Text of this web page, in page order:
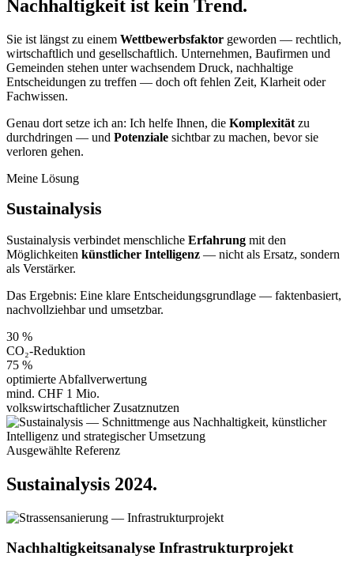
Nachhaltigkeit ist kein Trend.
Sie ist längst zu einem Wettbewerbsfaktor geworden — rechtlich,
wirtschaftlich und gesellschaftlich. Unternehmen, Baufirmen und
Gemeinden stehen unter wachsendem Druck, nachhaltige
Entscheidungen zu treffen — doch oft fehlen Zeit, Klarheit oder
Fachwissen.
Genau dort setze ich an: Ich helfe Ihnen, die Komplexität zu
durchdringen — und Potenziale sichtbar zu machen, bevor sie
verloren gehen.
Meine Lösung
Sustainalysis
Sustainalysis verbindet menschliche Erfahrung mit den
Möglichkeiten künstlicher Intelligenz — nicht als Ersatz, sondern
als Verstärker.
Das Ergebnis: Eine klare Entscheidungsgrundlage — faktenbasiert,
nachvollziehbar und umsetzbar.
30 %
CO₂-Reduktion
75 %
optimierte Abfallverwertung
mind. CHF 1 Mio.
volkswirtschaftlicher Zusatznutzen
Ausgewählte Referenz
Sustainalysis 2024.
Nachhaltigkeitsanalyse Infrastrukturprojekt